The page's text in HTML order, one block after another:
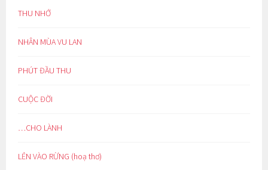
THU NHỚ
NHÂN MÙA VU LAN
PHÚT ĐẦU THU
CUỘC ĐỜI
…CHO LÀNH
LẺN VÀO RỪNG (hoạ thơ)